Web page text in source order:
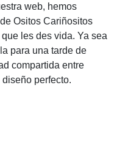
web, hemos
Ositos Cariñositos
les des vida. Ya sea
para una tarde de
compartida entre
perfecto.